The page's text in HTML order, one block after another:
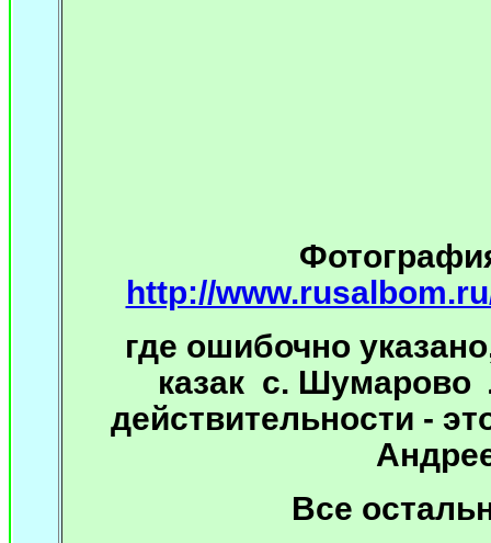
http://
где ошибочно
казак с. Шумарово
действительности -
Все